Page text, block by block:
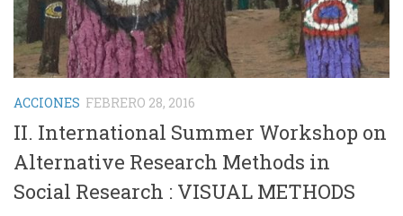
ACCIONES FEBRERO 28, 2016
II. International Summer Workshop on
Alternative Research Methods in
Social Research : VISUAL METHODS